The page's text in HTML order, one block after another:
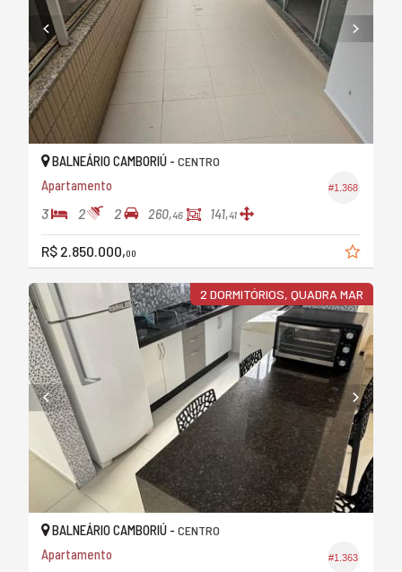
#1.368
BALNEÁRIO CAMBORIÚ - CENTRO
Apartamento
3 2 2 260,46 141,41
R$ 2.850.000,00
2 DORMITÓRIOS, QUADRA MAR
#1.363
BALNEÁRIO CAMBORIÚ - CENTRO
Apartamento